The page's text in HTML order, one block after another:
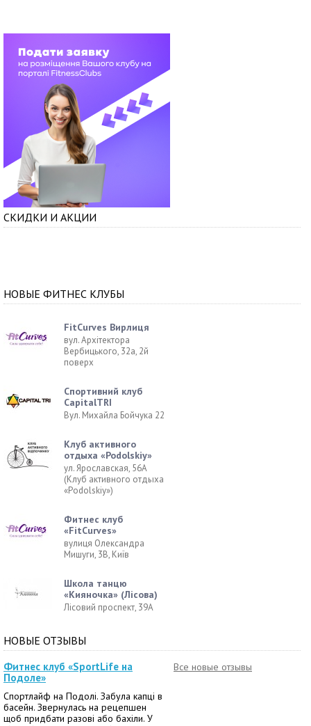
СКИДКИ И АКЦИИ
НОВЫЕ ФИТНЕС КЛУБЫ
FitCurves Вирлиця
вул. Архітектора
Вербицького, 32а, 2й
поверх
Спортивний клуб
CapitalTRI
Вул. Михайла Бойчука 22
Клуб активного
отдыха «Podolskiy»
ул. Ярославская, 56А
(Клуб активного отдыха
«Podolskiy»)
Фитнес клуб
«FitCurves»
вулиця Олександра
Мишуги, 3В, Київ
Школа танцю
«Кияночка» (Лісова)
Лісовий проспект, 39А
НОВЫЕ ОТЗЫВЫ
Фитнес клуб «SportLife на
Подоле»
Спортлайф на Подолі. Забула капці в
басейн. Звернулась на рецепшен
щоб придбати разові або бахіли. У
Все новые отзывы